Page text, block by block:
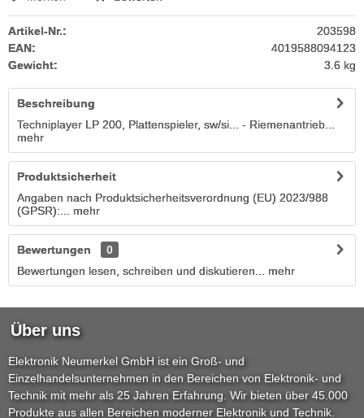
Artikel-Nr.:
203598
EAN:
4019588094123
Gewicht:
3.6 kg
Beschreibung
Techniplayer LP 200, Plattenspieler, sw/si... - Riemenantrieb...
mehr
Produktsicherheit
Angaben nach Produktsicherheitsverordnung (EU) 2023/988
(GPSR):...
mehr
Bewertungen
0
Bewertungen lesen, schreiben und diskutieren...
mehr
Über uns
Elektronik Neumerkel GmbH ist ein Groß- und
Einzelhandelsunternehmen in den Bereichen von Elektronik- und
Technik mit mehr als 25 Jahren Erfahrung. Wir bieten über 45.000
Produkte aus allen Bereichen moderner Elektronik und Technik.